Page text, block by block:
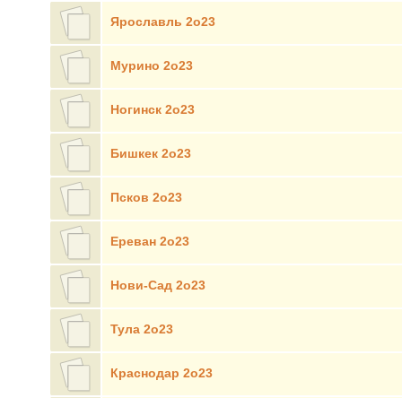
Ярославль 2о23
Мурино 2о23
Ногинск 2о23
Бишкек 2о23
Псков 2о23
Ереван 2о23
Нови-Сад 2о23
Тула 2о23
Краснодар 2о23